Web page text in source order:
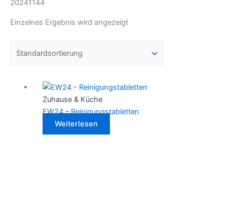
20241144
Einzelnes Ergebnis wird angezeigt
Zuhause & Küche
EW24 – Reinigungstabletten
Weiterlesen